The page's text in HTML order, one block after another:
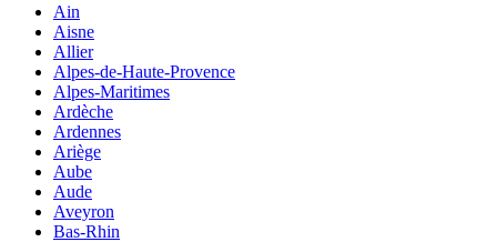
Ain
Aisne
Allier
Alpes-de-Haute-Provence
Alpes-Maritimes
Ardèche
Ardennes
Ariège
Aube
Aude
Aveyron
Bas-Rhin